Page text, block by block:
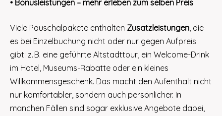
• Bonusleistungen – mehr erleben zum selben Preis
Viele Pauschalpakete enthalten Zusatzleistungen, die
es bei Einzelbuchung nicht oder nur gegen Aufpreis
gibt: z. B. eine geführte Altstadttour, ein Welcome-Drink
im Hotel, Museums-Rabatte oder ein kleines
Willkommensgeschenk. Das macht den Aufenthalt nicht
nur komfortabler, sondern auch persönlicher. In
manchen Fällen sind sogar exklusive Angebote dabei,